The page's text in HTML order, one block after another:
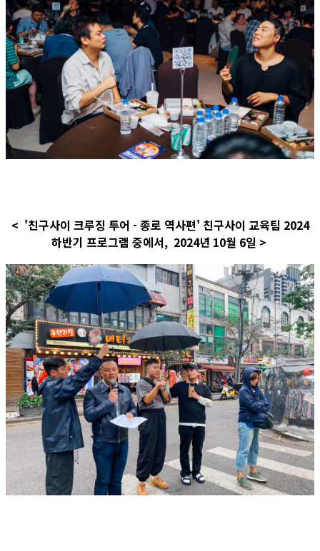
< '친구사이 크루징 투어 - 종로 역사편' 친구사이 교육팀 2024
하반기 프로그램 중에서, 2024년 10월 6일 >